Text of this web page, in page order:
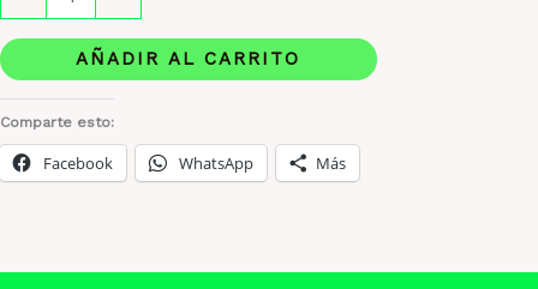
Mber
Rouge
80
Ml
Original
AÑADIR AL CARRITO
Comparte esto:
Facebook WhatsApp Más